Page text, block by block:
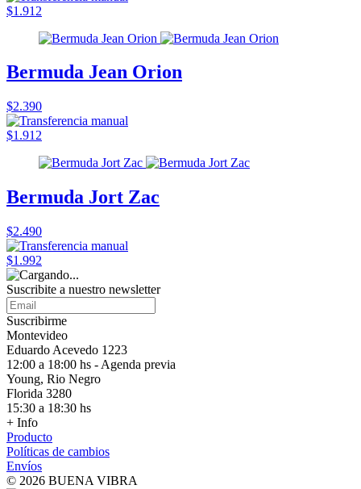
$1.912
Bermuda Jean Orion
$2.390
$1.912
Bermuda Jort Zac
$2.490
$1.992
Suscribite a nuestro newsletter
Suscribirme
Montevideo
Eduardo Acevedo 1223
12:00 a 18:00 hs - Agenda previa
Young, Rio Negro
Florida 3280
15:30 a 18:30 hs
+ Info
Producto
Políticas de cambios
Envíos
© 2026 BUENA VIBRA